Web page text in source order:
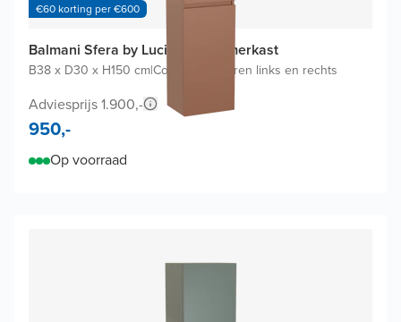
€60 korting per €600
Balmani Sfera by Lucida badkamerkast
B38 x D30 x H150 cm|Cotto Scharnieren links en rechts
Adviesprijs 1.900,-
950,-
Op voorraad